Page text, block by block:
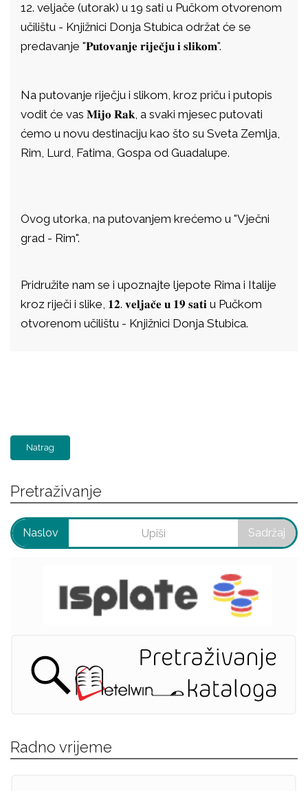
12. veljače (utorak) u 19 sati u Pučkom otvorenom
učilištu - Knjižnici Donja Stubica održat će se
predavanje "𝐏𝐮𝐭𝐨𝐯𝐚𝐧𝐣𝐞 𝐫𝐢𝐣𝐞𝐜̌𝐣𝐮 𝐢 𝐬𝐥𝐢𝐤𝐨𝐦".
Na putovanje riječju i slikom, kroz priču i putopis
vodit će vas 𝐌𝐢𝐣𝐨 𝐑𝐚𝐤, a svaki mjesec putovati
ćemo u novu destinaciju kao što su Sveta Zemlja,
Rim, Lurd, Fatima, Gospa od Guadalupe.
Ovog utorka, na putovanjem krećemo u "Vječni
grad - Rim".
Pridružite nam se i upoznajte ljepote Rima i Italije
kroz riječi i slike, 𝟏𝟐. 𝐯𝐞𝐥𝐣𝐚𝐜̌𝐞 𝐮 𝟏𝟗 𝐬𝐚𝐭𝐢 u Pučkom
otvorenom učilištu - Knjižnici Donja Stubica.
Natrag
Pretraživanje
Naslov Sadržaj
Radno vrijeme